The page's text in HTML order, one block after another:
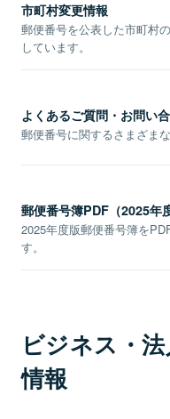
市町村変更情報
郵便番号を公表した市町村
しています。
よくあるご質問・お問い
郵便番号に関するさまざま
郵便番号簿PDF（2025年
2025年度版郵便番号簿を
す。
ビジネス・
情報